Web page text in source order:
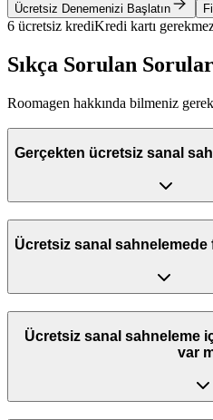
Ücretsiz Denemenizi Başlatın
6 ücretsiz krediKredi kartı
Sıkça Sorulan Sorular
Roomagen hakkında bilmeniz
Gerçekten ücretsiz sanal
Ücretsiz sanal sahnelemede
Ücretsiz sanal sahneleme
var